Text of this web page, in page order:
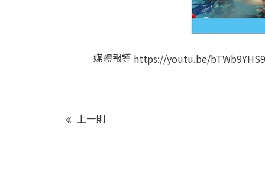
媒體報導 https://youtu.be/
上一則